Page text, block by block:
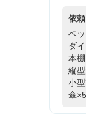
依
ベ
ダ
本
縦
小
傘×5